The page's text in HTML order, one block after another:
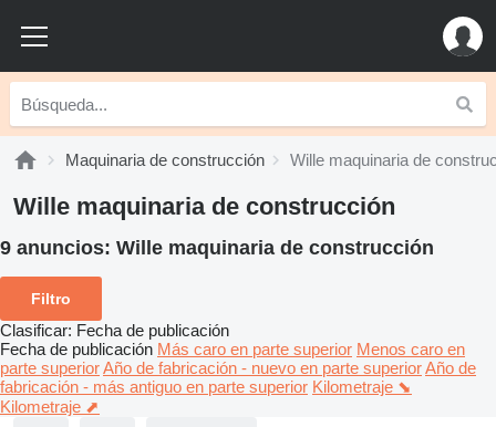
Maquinaria de construcción Wille maquinaria de
Wille maquinaria de construcción
9 anuncios: Wille maquinaria de construcción
Filtro
Clasificar: Fecha de publicación
Fecha de publicación Más caro en parte superior Menos caro en
parte superiorAño de fabricación - nuevo en parte superiorAño de
fabricación - más antiguo en parte superior Kilometraje ⬊
Kilometraje ⬈